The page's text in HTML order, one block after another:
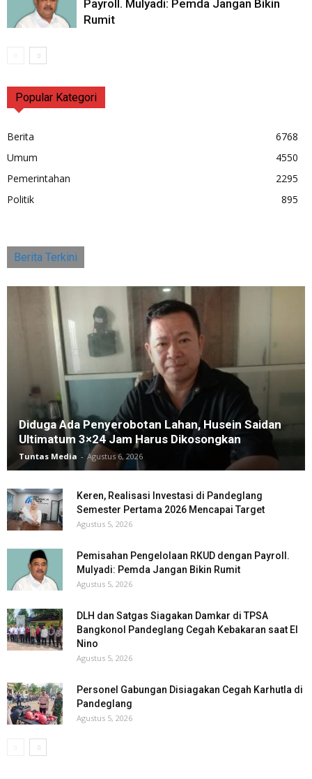
Payroll. Mulyadi: Pemda Jangan Bikin
Rumit
Popular Kategori
Berita
6768
Umum
4550
Pemerintahan
2295
Politik
895
Berita Terkini
Diduga Ada Penyerobotan Lahan, Husein Saidan
Ultimatum 3×24 Jam Harus Dikosongkan
Tuntas Media - Agustus 6, 2026
Keren, Realisasi Investasi di Pandeglang
Semester Pertama 2026 Mencapai Target
Agustus 5, 2026
Pemisahan Pengelolaan RKUD dengan Payroll.
Mulyadi: Pemda Jangan Bikin Rumit
Agustus 5, 2026
DLH dan Satgas Siagakan Damkar di TPSA
Bangkonol Pandeglang Cegah Kebakaran saat El
Nino
Agustus 5, 2026
Personel Gabungan Disiagakan Cegah Karhutla di
Pandeglang
Agustus 5, 2026